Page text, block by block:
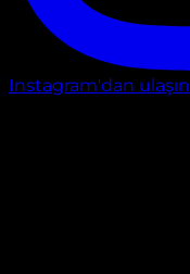
Instagram'dan ulaşın